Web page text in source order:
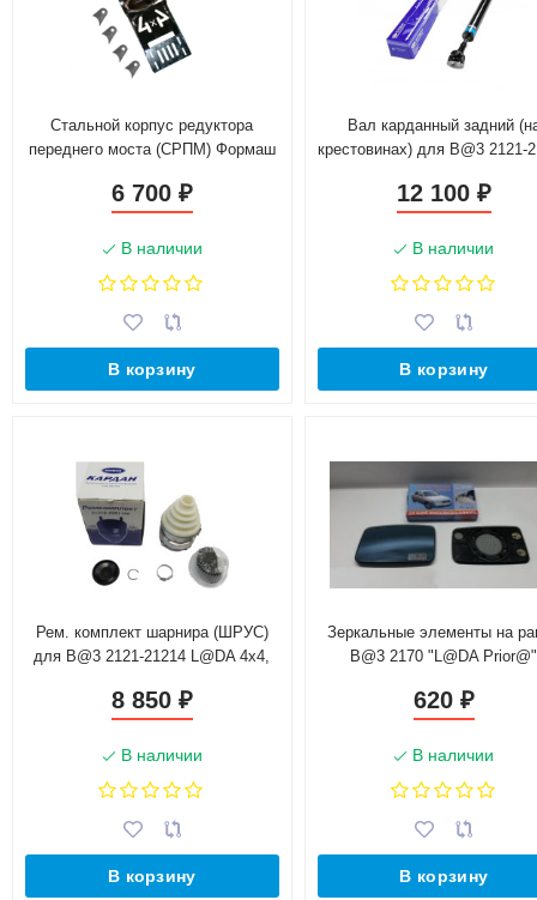
Стальной корпус редуктора
переднего моста (СРПМ) Формаш
6 700 ₽
В наличии
В корзину
Вал карданный задний
крестовинах) для B@3 2121-
(21214-2201012-10)
12 100 ₽
В наличии
В корзину
Рем. комплект шарнира (ШРУС)
для B@3 2121-21214 L@DA 4x4,
2201160)
8 850 ₽
В наличии
В корзину
Зеркальные элементы на
B@3 2170 "L@DA Prior@"
620 ₽
В наличии
В корзину